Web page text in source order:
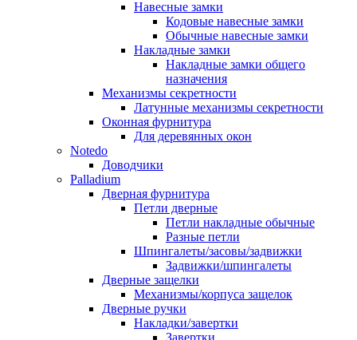
Навесные замки
Кодовые навесные замки
Обычные навесные замки
Накладные замки
Накладные замки общего
назначения
Механизмы секретности
Латунные механизмы секретности
Оконная фурнитура
Для деревянных окон
Notedo
Доводчики
Palladium
Дверная фурнитура
Петли дверные
Петли накладные обычные
Разные петли
Шпингалеты/засовы/задвижки
Задвижки/шпингалеты
Дверные защелки
Механизмы/корпуса защелок
Дверные ручки
Накладки/завертки